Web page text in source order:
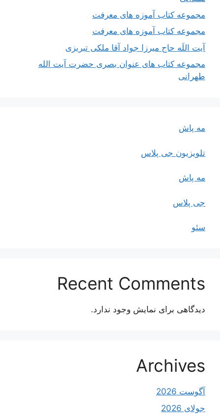
مجموعه کتاب آموزه های معرفت
مجموعه کتاب آموزه های معرفت
آیت اللَه حاج میرزا جواد آقا ملکی تبریزی
مجموعه کتاب های عنوان بصری حضرت آیت الله
طهرانی
مه پاش
تلویزیون جی پلاس
مه پاش
جی پلاس
سئو
Recent Comments
دیدگاهی برای نمایش وجود ندارد.
Archives
آگوست 2026
جولای 2026